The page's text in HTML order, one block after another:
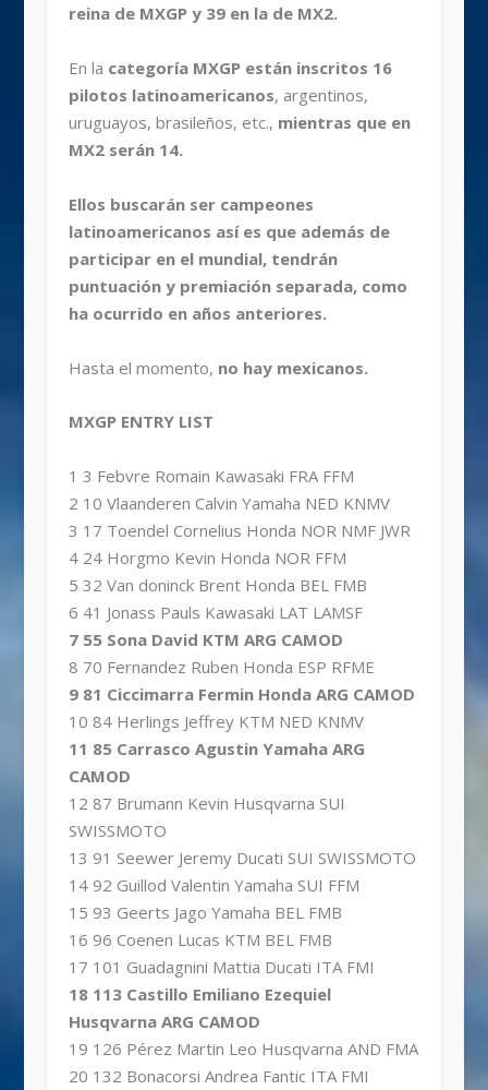
reina de MXGP y 39 en la de MX2.
En la categoría MXGP están inscritos 16
pilotos latinoamericanos, argentinos,
uruguayos, brasileños, etc., mientras que en
MX2 serán 14.
Ellos buscarán ser campeones
latinoamericanos así es que además de
participar en el mundial, tendrán
puntuación y premiación separada, como
ha ocurrido en años anteriores.
Hasta el momento, no hay mexicanos.
MXGP ENTRY LIST
1 3 Febvre Romain Kawasaki FRA FFM
2 10 Vlaanderen Calvin Yamaha NED KNMV
3 17 Toendel Cornelius Honda NOR NMF JWR
4 24 Horgmo Kevin Honda NOR FFM
5 32 Van doninck Brent Honda BEL FMB
6 41 Jonass Pauls Kawasaki LAT LAMSF
7 55 Sona David KTM ARG CAMOD
8 70 Fernandez Ruben Honda ESP RFME
9 81 Ciccimarra Fermin Honda ARG CAMOD
10 84 Herlings Jeffrey KTM NED KNMV
11 85 Carrasco Agustin Yamaha ARG
CAMOD
12 87 Brumann Kevin Husqvarna SUI
SWISSMOTO
13 91 Seewer Jeremy Ducati SUI SWISSMOTO
14 92 Guillod Valentin Yamaha SUI FFM
15 93 Geerts Jago Yamaha BEL FMB
16 96 Coenen Lucas KTM BEL FMB
17 101 Guadagnini Mattia Ducati ITA FMI
18 113 Castillo Emiliano Ezequiel
Husqvarna ARG CAMOD
19 126 Pérez Martin Leo Husqvarna AND FMA
20 132 Bonacorsi Andrea Fantic ITA FMI